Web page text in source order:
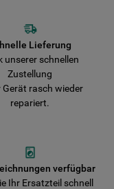
Gerätes.
Lieferung
unserer schnellen
Zustellung
Gerät rasch wieder
repariert.
verfügbar
Ihr Ersatzteil schnell